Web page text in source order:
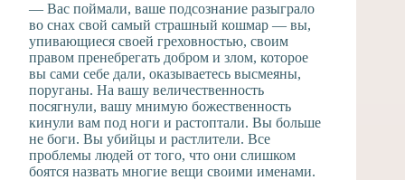
— Вас поймали, ваше подсознание разыграло
во снах свой самый страшный кошмар — вы,
упивающиеся своей греховностью, своим
правом пренебрегать добром и злом, которое
вы сами себе дали, оказываетесь высмеяны,
поруганы. На вашу величественность
посягнули, вашу мнимую божественность
кинули вам под ноги и растоптали. Вы больше
не боги. Вы убийцы и растлители. Все
проблемы людей от того, что они слишком
боятся назвать многие вещи своими именами.